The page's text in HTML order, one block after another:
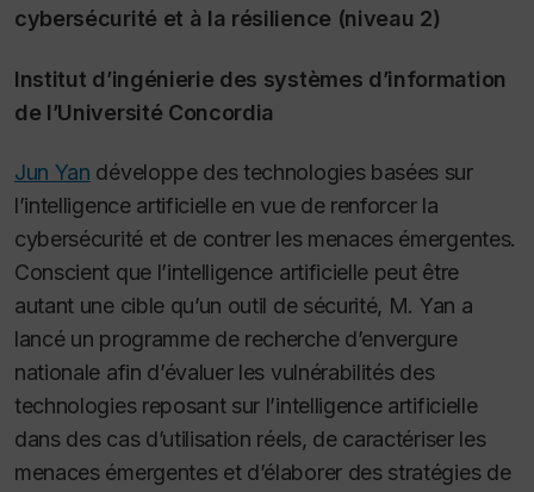
cybersécurité et à la résilience (niveau 2)
Institut d’ingénierie des systèmes d’information
de l’Université Concordia
Jun Yan développe des technologies basées sur
l’intelligence artificielle en vue de renforcer la
cybersécurité et de contrer les menaces émergentes.
Conscient que l’intelligence artificielle peut être
autant une cible qu’un outil de sécurité, M. Yan a
lancé un programme de recherche d’envergure
nationale afin d’évaluer les vulnérabilités des
technologies reposant sur l’intelligence artificielle
dans des cas d’utilisation réels, de caractériser les
menaces émergentes et d’élaborer des stratégies de